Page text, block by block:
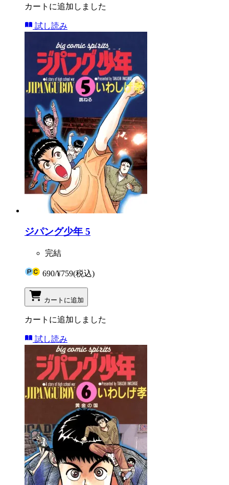
カートに追加しました
試し読み
ジパング少年 5
完結
690/¥759(税込)
カートに追加
カートに追加しました
試し読み